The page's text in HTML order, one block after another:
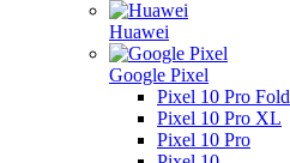
Huawei
Google Pixel
Pixel 10 Pro Fold
Pixel 10 Pro XL
Pixel 10 Pro